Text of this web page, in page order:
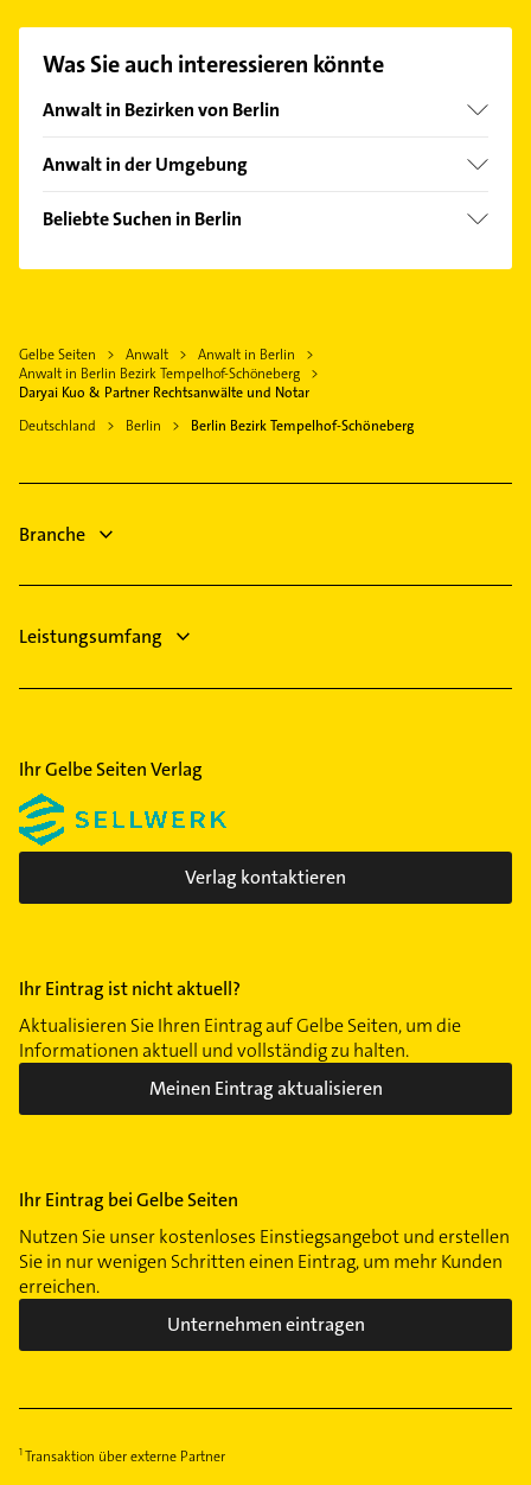
Hier finden Sie alleKontaktdaten
Was Sie auch interessieren könnte
Anwalt in Bezirken von Berlin
Bezirk Charlottenburg-Wilmersdorf
Bezirk Lichtenberg
Bezirk Pankow
Bezirk Reinickendorf
Bezirk Spandau
Bezirk Treptow-Köpenick
Anwalt in der Umgebung
Teltow
Stahnsdorf
Blankenfelde-Mahlow
Glienicke /Nordbahn
Falkensee
Beliebte Suchen in Berlin
Physiotherapie
Krankengymnastik
Gartenbau & Landschaftsbau
Allgemeinarzt
Gelbe Seiten Anwalt
Anwalt in Berlin
Anwalt in Berlin Bezirk Tempelhof-Schöneberg
Daryai Kuo & Partner Rechtsanwälte und Notar
Deutschland
Berlin Berlin Bezirk Tempelhof-Schöneberg
Branche
Leistungsumfang
Ihr Gelbe Seiten Verlag
Verlag kontaktieren
Ihr Eintrag ist nicht aktuell?
Aktualisieren Sie Ihren Eintrag auf Gelbe Seiten, um die
Informationen aktuell und vollständig zu halten.
Meinen Eintrag aktualisieren
Ihr Eintrag bei Gelbe Seiten
Nutzen Sie unser kostenloses Einstiegsangebot und erstellen
Sie in nur wenigen Schritten einen Eintrag, um mehr Kunden
erreichen.
Unternehmen eintragen
Transaktion über externe Partner